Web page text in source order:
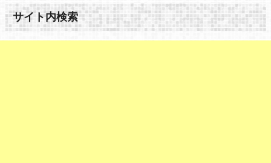
サイト内検索